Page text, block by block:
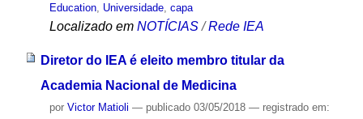
Education, Universidade, capa
Localizado em NOTÍCIAS /Rede IEA
Diretor do IEA é eleito membro titular da
Academia Nacional de Medicina
por Victor Matioli — publicado03/05/2018 — registrado em: